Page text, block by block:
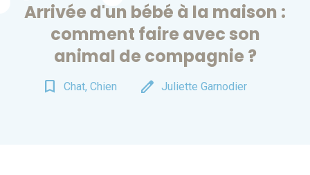
Arrivée d'un bébé à la maison :
comment faire avec son
animal de compagnie ?
bookmark_border Chat, Chien edit Juliette Garnodier